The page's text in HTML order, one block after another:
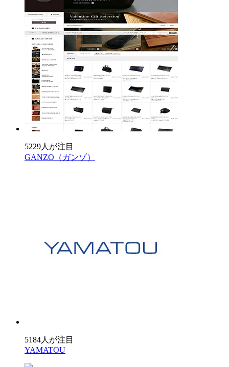
5229人が注目
GANZO（ガンゾ）
5184人が注目
YAMATOU